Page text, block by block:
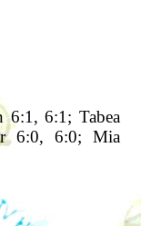
6:1; Tabea
6:0, 6:0; Mia